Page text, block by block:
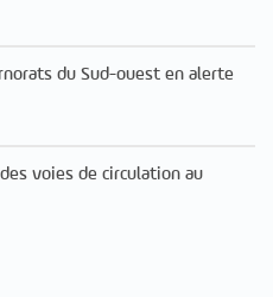
du Sud-ouest en alerte
voies de circulation au